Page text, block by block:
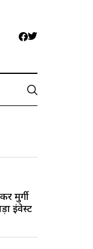
मुर्गी
इंवेस्ट